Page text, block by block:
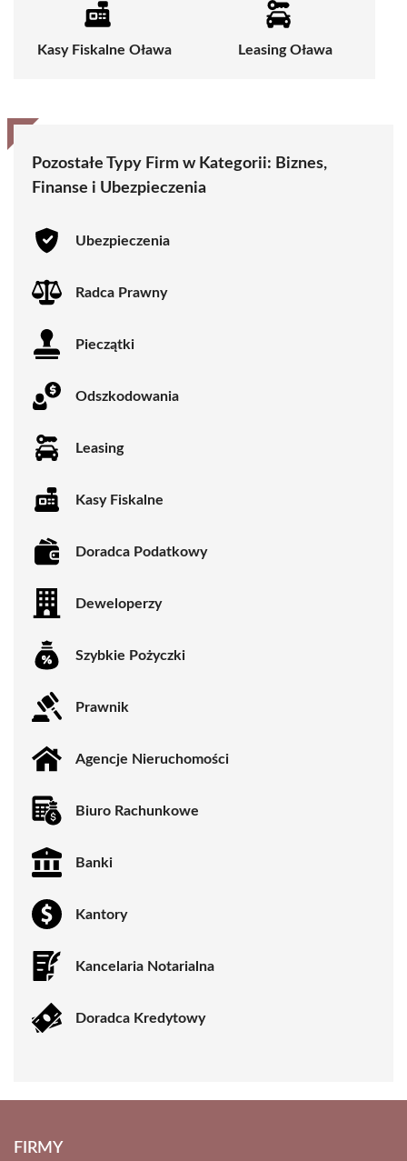
Kasy Fiskalne Oława Leasing Oława
Pozostałe Typy Firm w Kategorii: Biznes,
Finanse i Ubezpieczenia
Ubezpieczenia
Radca Prawny
Pieczątki
Odszkodowania
Leasing
Kasy Fiskalne
Doradca Podatkowy
Deweloperzy
Szybkie Pożyczki
Prawnik
Agencje Nieruchomości
Biuro Rachunkowe
Banki
Kantory
Kancelaria Notarialna
Doradca Kredytowy
FIRMY